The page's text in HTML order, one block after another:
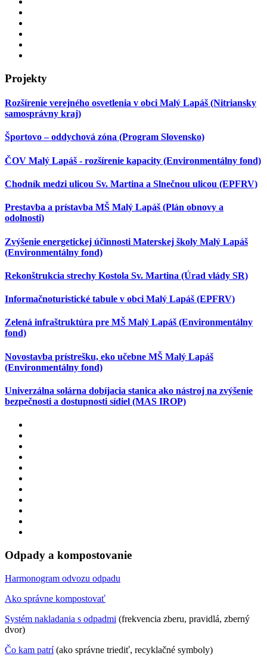
Projekty
Rozšírenie verejného osvetlenia v obci Malý Lapáš (Nitriansky
samosprávny kraj)
Športovo – oddychová zóna (Program Slovensko)
ČOV Malý Lapáš - rozšírenie kapacity (Environmentálny fond)
Chodník medzi ulicou Sv. Martina a Slnečnou ulicou (EPFRV)
Prestavba a prístavba MŠ Malý Lapáš (Plán obnovy a
odolnosti)
Zvýšenie energetickej účinnosti Materskej školy Malý Lapáš
(Environmentálny fond)
Rekonštrukcia strechy Kostola Sv. Martina (Úrad vlády SR)
Informačnoturistické tabule v obci Malý Lapáš (EPFRV)
Zelená infraštruktúra pre MŠ Malý Lapáš (Environmentálny
fond)
Novostavba prístrešku, eko učebne MŠ Malý Lapáš
(Environmentálny fond)
Univerzálna solárna dobíjacia stanica ako nástroj na zvýšenie
bezpečnosti a dostupnosti sídiel (MAS IROP)
Odpady a kompostovanie
Harmonogram odvozu odpadu
Ako správne kompostovať
Systém nakladania s odpadmi (frekvencia zberu, pravidlá, zberný
dvor)
Čo kam patrí(ako správne triediť, recyklačné symboly)